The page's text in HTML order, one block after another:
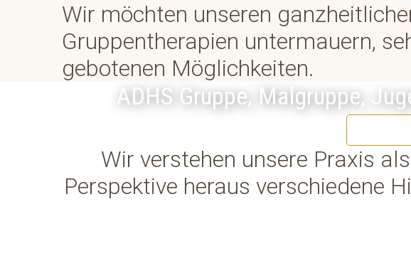
Wir möchten unseren
Gruppentherapien untermauern,
gebotenen Möglichkeiten.
ADHS Gruppe, Malgruppe,
Wir verstehen unsere Praxis
Perspektive heraus verschiedene